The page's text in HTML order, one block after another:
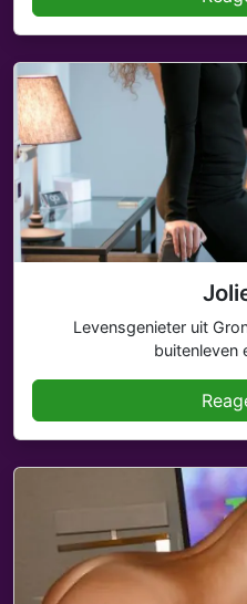
Levensgenieter uit
buitenleven